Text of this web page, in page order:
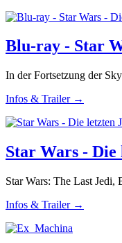
Blu-ray - Star
In der Fortsetzung der
Infos & Trailer →
Star Wars - Die
Star Wars: The Last Jedi,
Infos & Trailer →